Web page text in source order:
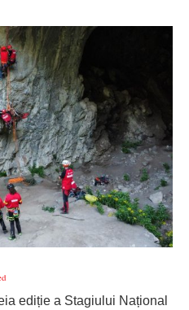
ediție a Stagiului Național